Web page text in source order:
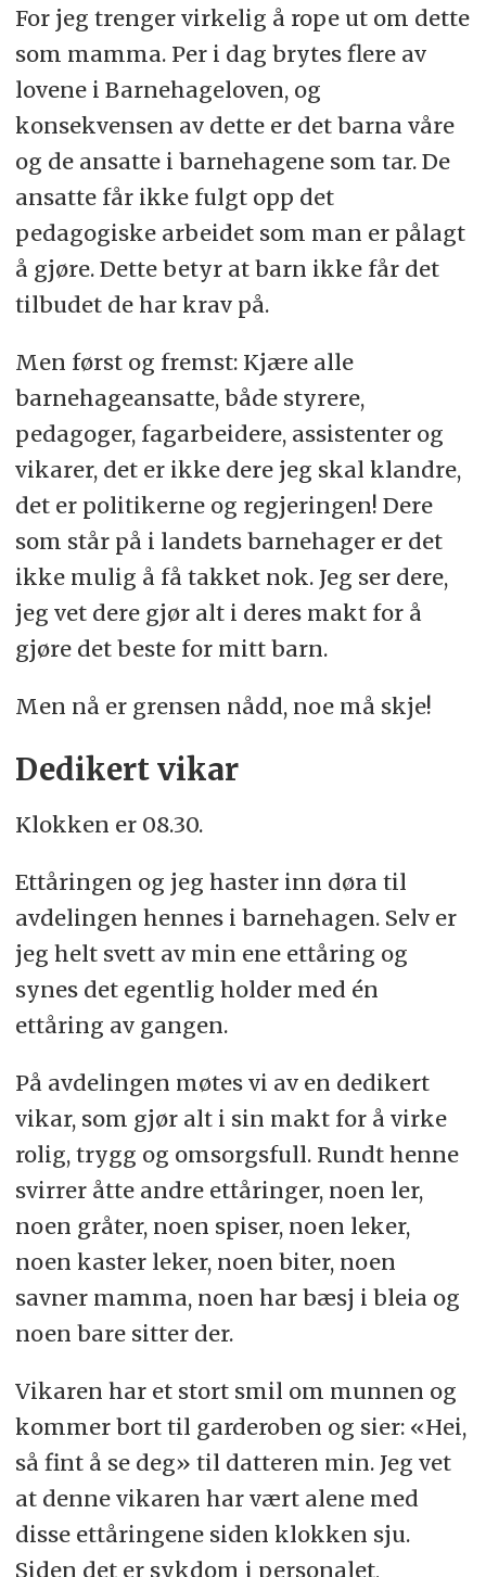
For jeg trenger virkelig å rope ut om dette
som mamma. Per i dag brytes flere av
lovene i Barnehageloven, og
konsekvensen av dette er det barna våre
og de ansatte i barnehagene som tar. De
ansatte får ikke fulgt opp det
pedagogiske arbeidet som man er pålagt
å gjøre. Dette betyr at barn ikke får det
tilbudet de har krav på.
Men først og fremst: Kjære alle
barnehageansatte, både styrere,
pedagoger, fagarbeidere, assistenter og
vikarer, det er ikke dere jeg skal klandre,
det er politikerne og regjeringen! Dere
som står på i landets barnehager er det
ikke mulig å få takket nok. Jeg ser dere,
jeg vet dere gjør alt i deres makt for å
gjøre det beste for mitt barn.
Men nå er grensen nådd, noe må skje!
Dedikert vikar
Klokken er 08.30.
Ettåringen og jeg haster inn døra til
avdelingen hennes i barnehagen. Selv er
jeg helt svett av min ene ettåring og
synes det egentlig holder med én
ettåring av gangen.
På avdelingen møtes vi av en dedikert
vikar, som gjør alt i sin makt for å virke
rolig, trygg og omsorgsfull. Rundt henne
svirrer åtte andre ettåringer, noen ler,
noen gråter, noen spiser, noen leker,
noen kaster leker, noen biter, noen
savner mamma, noen har bæsj i bleia og
noen bare sitter der.
Vikaren har et stort smil om munnen og
kommer bort til garderoben og sier: «Hei,
så fint å se deg» til datteren min. Jeg vet
at denne vikaren har vært alene med
disse ettåringene siden klokken sju.
Siden det er sykdom i personalet,